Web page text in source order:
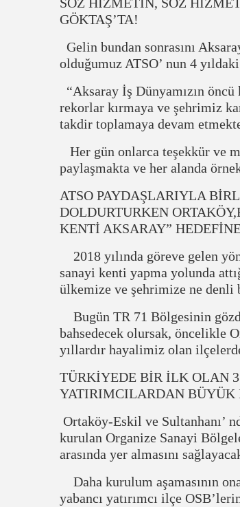
GÖKTAŞ’TA!
Gelin bundan sonrasını
olduğumuz ATSO’ nun 4
“Aksaray İş Dünyamızın
rekorlar kırmaya ve şehrimiz
takdir toplamaya devam
Her gün onlarca teşekkür ve
paylaşmakta ve her alanda
ATSO PAYDAŞLARIYLA
DOLDURTURKEN
KENTİ AKSARAY”
2018 yılında göreve gelen
sanayi kenti yapma yolunda
ülkemize ve şehrimize ne denli
Bugün TR 71 Bölgesinin
bahsedecek olursak, öncelikle
yıllardır hayalimiz olan
TÜRKİYEDE BİR İLK OLAN
YATIRIMCILARDAN BÜYÜK
Ortaköy-Eskil ve Sultanhanı’
kurulan Organize Sanayi
arasında yer almasını
Daha kurulum aşamasının
yabancı yatırımcı ilçe